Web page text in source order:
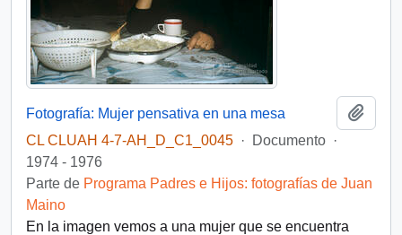
Fotografía: Mujer pensativa en una mesa
CL CLUAH 4-7-AH_D_C1_0045 · Documento ·
1974 - 1976
Parte de Programa Padres e Hijos: fotografías de Juan
Maino
En la imagen vemos a una mujer que se encuentra